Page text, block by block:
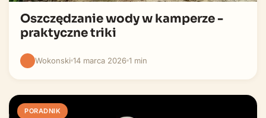
Oszczędzanie wody w kamperze -
praktyczne triki
Wokonski 14 marca 2026 1 min
PORADNIK